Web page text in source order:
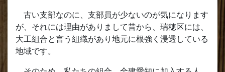
古い支部なのに、支部員が少ないのが気になります
が、それには理由がありまして昔から、瑞穂区には、
大工組合と言う組織があり地元に根強く浸透している
地域です。